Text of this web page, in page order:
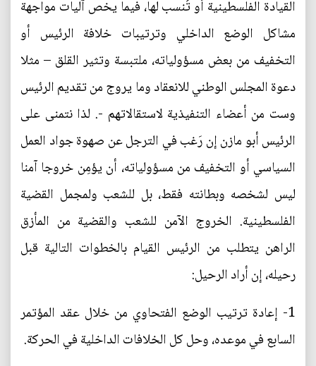
القيادة الفلسطينية أو تُنسب لها، فيما يخص آليات مواجهة
مشاكل الوضع الداخلي وترتيبات خلافة الرئيس أو
التخفيف من بعض مسؤولياته، ملتبسة وتثير القلق – مثلا
دعوة المجلس الوطني للانعقاد وما يروج من تقديم الرئيس
وست من أعضاء التنفيذية لاستقالاتهم -. لذا نتمنى على
الرئيس أبو مازن إن رَغب في الترجل عن صهوة جواد العمل
السياسي أو التخفيف من مسؤولياته، أن يؤمِن خروجا آمنا
ليس لشخصه وبطانته فقط، بل للشعب ولمجمل القضية
الفلسطينية. الخروج الآمن للشعب والقضية من المأزق
الراهن يتطلب من الرئيس القيام بالخطوات التالية قبل
رحيله، إن أراد الرحيل:
1- إعادة ترتيب الوضع الفتحاوي من خلال عقد المؤتمر
السابع في موعده، وحل كل الخلافات الداخلية في الحركة.